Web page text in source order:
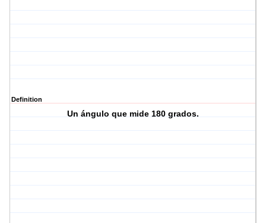
Definition
Un ángulo que mide 180 grados.